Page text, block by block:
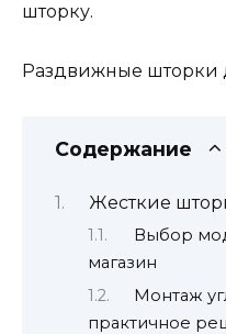
шторку.
Раздвижные шторки
Содержание
Жесткие
Выбор
магазин
Монтаж
практичное